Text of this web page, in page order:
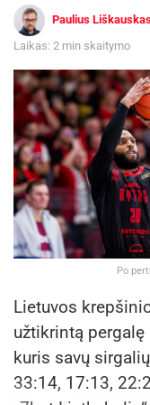
Paulius
Laikas: 2 min skaitymo
Po
Lietuvos
užtikrintą pergalę
kuris savų
33:14, 17:13,